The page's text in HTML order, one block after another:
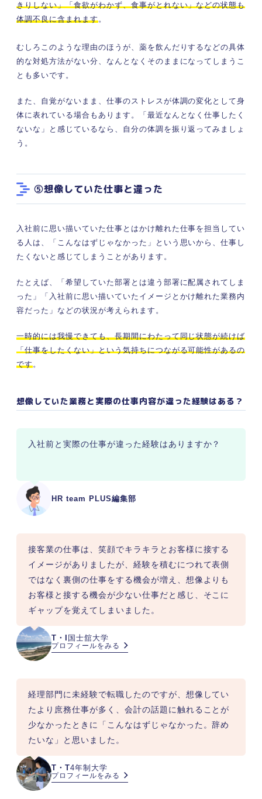
きりしない」「食欲がわかず、食事がとれない」などの状態も
体調不良に含まれます。
むしろこのような理由のほうが、薬を飲んだりするなどの具体
的な対処方法がない分、なんとなくそのままになってしまうこ
とも多いです。
また、自覚がないまま、仕事のストレスが体調の変化として身
体に表れている場合もあります。「最近なんとなく仕事したく
ないな」と感じているなら、自分の体調を振り返ってみましょ
う。
⑤想像していた仕事と違った
入社前に思い描いていた仕事とはかけ離れた仕事を担当してい
る人は、「こんなはずじゃなかった」という思いから、仕事し
たくないと感じてしまうことがあります。
たとえば、「希望していた部署とは違う部署に配属されてしま
った」「入社前に思い描いていたイメージとかけ離れた業務内
容だった」などの状況が考えられます。
一時的には我慢できても、長期間にわたって同じ状態が続けば
「仕事をしたくない」という気持ちにつながる可能性があるの
です。
想像していた業務と実際の仕事内容が違った経験はある？
HR team PLUS編集部
入社前と実際の仕事が違った経験はありますか？
T・I 国士舘大学
プロフィールをみる
接客業の仕事は、笑顔でキラキラとお客様に接する
イメージがありましたが、経験を積むにつれて表側
ではなく裏側の仕事をする機会が増え、想像よりも
お客様と接する機会が少ない仕事だと感じ、そこに
ギャップを覚えてしまいました。
T・T4年制大学
プロフィールをみる
経理部門に未経験で転職したのですが、想像してい
たより庶務仕事が多く、会計の話題に触れることが
少なかったときに「こんなはずじゃなかった。辞め
たいな」と思いました。